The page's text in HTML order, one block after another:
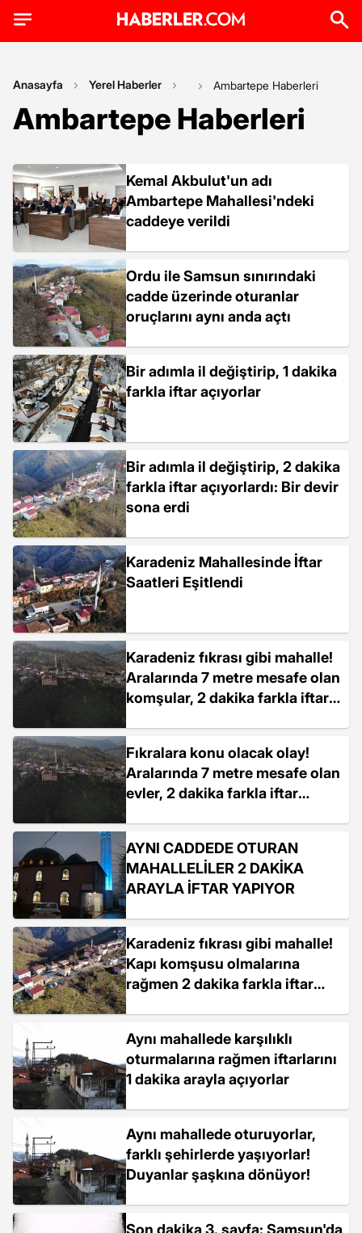
Anasayfa Yerel Haberler Ambartepe Haberleri
Ambartepe Haberleri
Kemal Akbulut'un adı
Ambartepe Mahallesi'ndeki
caddeye verildi
Ordu ile Samsun sınırındaki
cadde üzerinde oturanlar
oruçlarını aynı anda açtı
Bir adımla il değiştirip, 1 dakika
farkla iftar açıyorlar
Bir adımla il değiştirip, 2 dakika
farkla iftar açıyorlardı: Bir devir
sona erdi
Karadeniz Mahallesinde İftar
Saatleri Eşitlendi
Karadeniz fıkrası gibi mahalle!
Aralarında 7 metre mesafe olan
komşular, 2 dakika farkla iftar
Fıkralara konu olacak olay!
Aralarında 7 metre mesafe olan
evler, 2 dakika farkla iftar
AYNI CADDEDE OTURAN
MAHALLELİLER 2 DAKİKA
ARAYLA İFTAR YAPIYOR
Karadeniz fıkrası gibi mahalle!
Kapı komşusu olmalarına
rağmen 2 dakika farkla iftar
Aynı mahallede karşılıklı
oturmalarına rağmen iftarlarını
1 dakika arayla açıyorlar
Aynı mahallede oturuyorlar,
farklı şehirlerde yaşıyorlar!
Duyanlar şaşkına dönüyor!
Son dakika 3. sayfa: Samsun'da